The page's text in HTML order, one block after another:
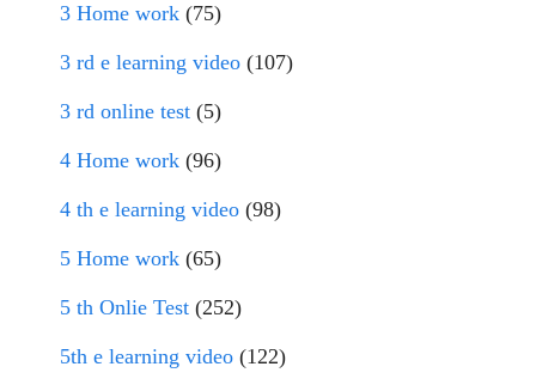
3 Home work (75)
3 rd e learning video (107)
3 rd online test (5)
4 Home work (96)
4 th e learning video (98)
5 Home work (65)
5 th Onlie Test (252)
5th e learning video (122)